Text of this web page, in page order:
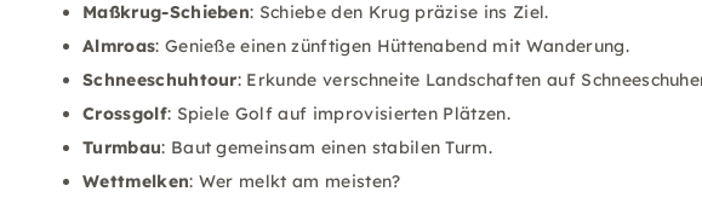
Maßkrug-Schieben: Schiebe den Krug präzise ins Ziel.
Almroas: Genieße einen zünftigen Hüttenabend mit Wanderung.
Schneeschuhtour: Erkunde verschneite Landschaften auf
Crossgolf: Spiele Golf auf improvisierten Plätzen.
Turmbau: Baut gemeinsam einen stabilen Turm.
Wettmelken: Wer melkt am meisten?